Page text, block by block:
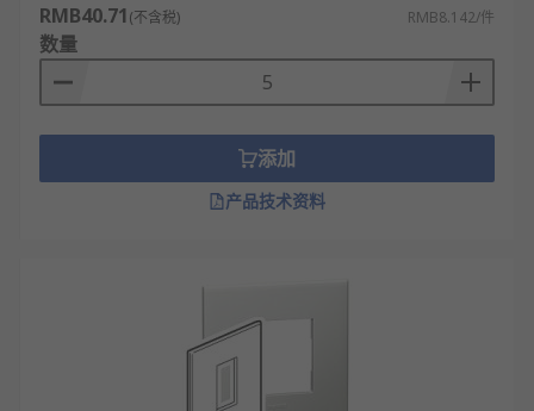
RMB40.71(不含税) RMB8.142/件
数量
添加
产品技术资料